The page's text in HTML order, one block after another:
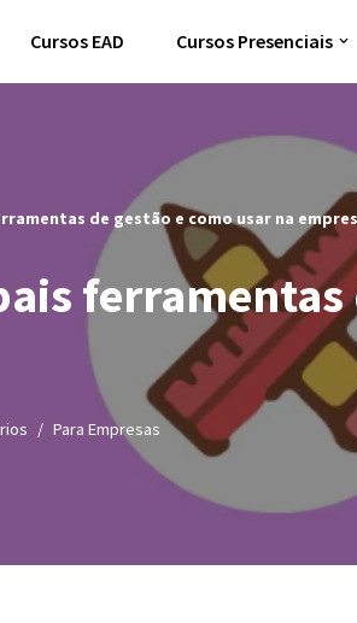
Cursos EAD Cursos Presenciais
de gestão e como usar na
ferramentas
Para Empresas